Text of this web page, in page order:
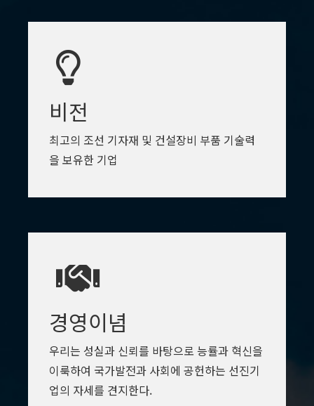
비전
최고의 조선 기자재 및 건설장비 부품 기술력
을 보유한 기업
경영이념
우리는 성실과 신뢰를 바탕으로 능률과 혁신을
이룩하여 국가발전과 사회에 공헌하는 선진기
업의 자세를 견지한다.